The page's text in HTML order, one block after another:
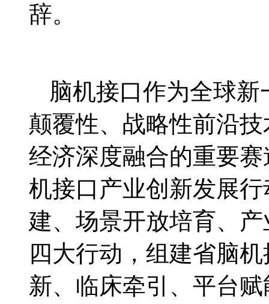
辞。
脑机接口作为全球
颠覆性、战略性前沿
经济深度融合的重要
机接口产业创新发展
建、场景开放培育、
四大行动，组建省脑
新、临床牵引、平台